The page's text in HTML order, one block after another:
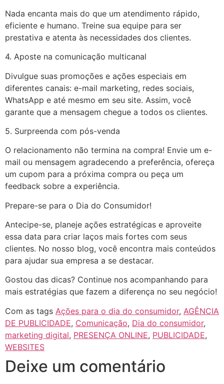
Nada encanta mais do que um atendimento rápido,
eficiente e humano. Treine sua equipe para ser
prestativa e atenta às necessidades dos clientes.
4. Aposte na comunicação multicanal
Divulgue suas promoções e ações especiais em
diferentes canais: e-mail marketing, redes sociais,
WhatsApp e até mesmo em seu site. Assim, você
garante que a mensagem chegue a todos os clientes.
5. Surpreenda com pós-venda
O relacionamento não termina na compra! Envie um e-
mail ou mensagem agradecendo a preferência, ofereça
um cupom para a próxima compra ou peça um
feedback sobre a experiência.
Prepare-se para o Dia do Consumidor!
Antecipe-se, planeje ações estratégicas e aproveite
essa data para criar laços mais fortes com seus
clientes. No nosso blog, você encontra mais conteúdos
para ajudar sua empresa a se destacar.
Gostou das dicas? Continue nos acompanhando para
mais estratégias que fazem a diferença no seu negócio!
Com as tags Ações para o dia do consumidor, AGÊNCIA
DE PUBLICIDADE, Comunicação, Dia do consumidor,
marketing digital, PRESENÇA ONLINE, PUBLICIDADE,
WEBSITES
Deixe um comentário